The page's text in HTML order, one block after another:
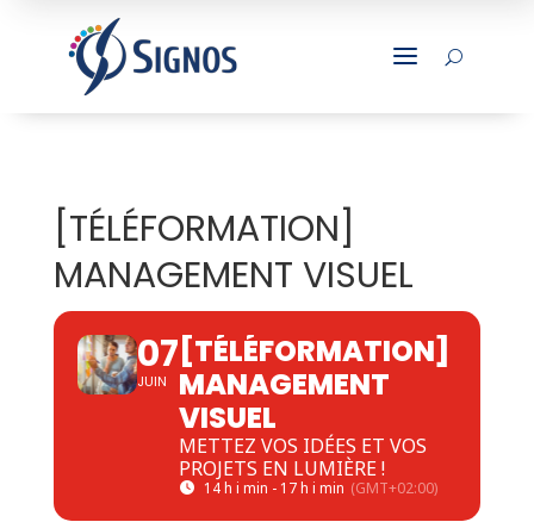
a U
[TÉLÉFORMATION]
MANAGEMENT VISUEL
07
JUIN
[TÉLÉFORMATION]
MANAGEMENT
VISUEL
METTEZ VOS IDÉES ET VOS
PROJETS EN LUMIÈRE !
14 h i min - 17 h i min (GMT+02:00)